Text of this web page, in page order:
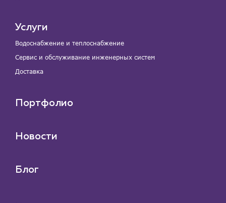
Услуги
Водоснабжение и теплоснабжение
Сервис и обслуживание инженерных систем
Доставка
Портфолио
Новости
Блог